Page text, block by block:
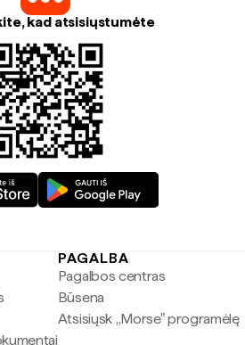
kad atsisiųstumėte
PAGALBA
Pagalbos centras
Būsena
Atsisiųsk „Morse" programėlę